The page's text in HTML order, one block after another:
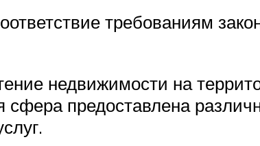
требованиям
недвижимости на
предоставлена